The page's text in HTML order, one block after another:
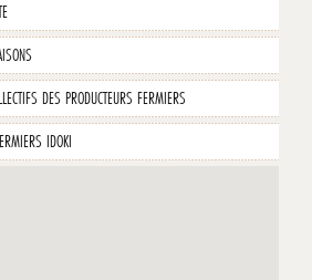
DES PRODUCTEURS FERMIERS
IDOKI